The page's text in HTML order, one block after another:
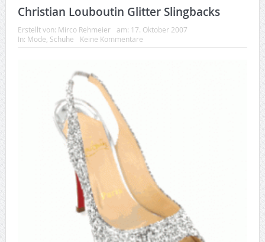
Christian Louboutin Glitter Slingbacks
Erstellt von: Mirco Rehmeier am: 17. Oktober 2007
In: Mode, Schuhe Keine Kommentare